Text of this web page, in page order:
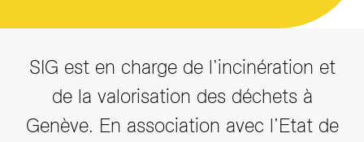
SIG est en charge de l’incinération et
de la valorisation des déchets à
Genève. En association avec l’Etat de